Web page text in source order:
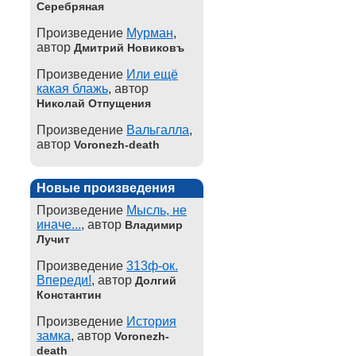
Серебряная
Произведение Мурман,
автор Дмитрий Новиковъ
Произведение Или ещё
какая блажь, автор
Николай Отпущения
Произведение Вальгалла,
автор Voronezh-death
Новые произведения
Произведение Мысль, не
иначе..., автор Владимир
Лучит
Произведение 313ф-ок.
Впереди!, автор Долгий
Константин
Произведение История
замка, автор Voronezh-
death